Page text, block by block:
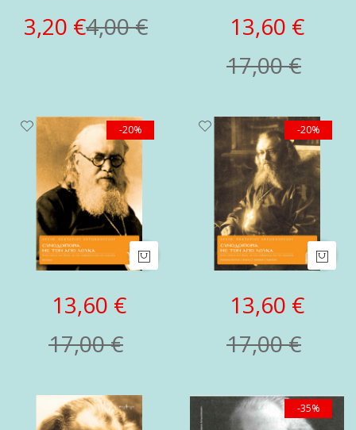
3,20 €4,00 €
13,60 €
17,00 €
-20%
13,60 €
17,00 €
-20%
13,60 €
17,00 €
-35%